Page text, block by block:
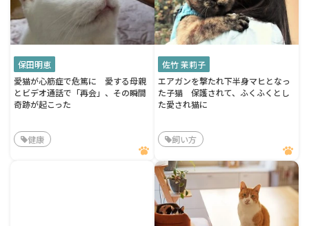
保田明恵
愛猫が心筋症で危篤に 愛する母親
とビデオ通話で「再会」、その瞬間
奇跡が起こった
健康
佐竹 茉莉子
エアガンを撃たれ下半身マヒとなっ
た子猫 保護されて、ふくふくとし
た愛され猫に
飼い方